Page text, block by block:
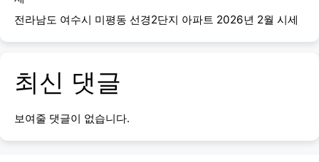
전라남도 여수시 미평동 선경2단지 아파트 2026년 2월 시세
최신 댓글
보여줄 댓글이 없습니다.